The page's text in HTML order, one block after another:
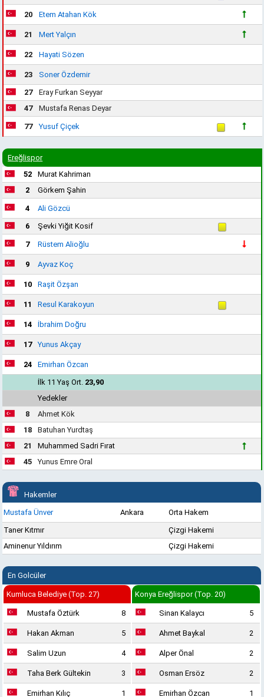
20 Etem Atahan Kök
21 Mert Yalçın
22 Hayati Sözen
23
Soner Özdemir
27
Eray Furkan Seyyar
47
Mustafa Renas Deyar
77 Yusuf Çiçek
Ereğlispor
52
Murat Kahriman
2
Görkem Şahin
4
Ali Gözcü
6
Şevki Yiğit Kosif
7 Rüstem Alioğlu
9 Ayvaz Koç
10 Raşit Özşan
11 Resul Karakoyun
14 İbrahim Doğru
17 Yunus Akçay
24
Emirhan Özcan
İlk 11 Yaş Ort. 23,90
Yedekler
8
Ahmet Kök
18
Batuhan Yurdtaş
21
Muhammed Sadri Fırat
45
Yunus Emre Oral
Hakemler
Mustafa Ünver
Ankara
Orta Hakem
Taner Kıtmır
Çizgi Hakemi
Aminenur Yıldırım
Çizgi Hakemi
En Golcüler
Kumluca Belediye (Top. 27)
Mustafa Öztürk 8
Hakan Akman 5
Salim Uzun 4
Taha Berk Gültekin 3
Emirhan Kılıç
1
Konya Ereğlispor (Top. 20)
Sinan Kalaycı 5
Ahmet Baykal 2
Alper Önal 2
Osman Ersöz 2
Emirhan Özcan
1